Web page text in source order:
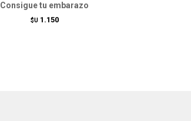
Consigue tu embarazo
$U 1.150